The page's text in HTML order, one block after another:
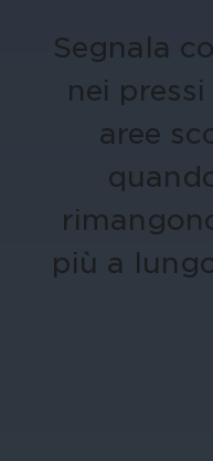
Segnala
nei
aree
più a